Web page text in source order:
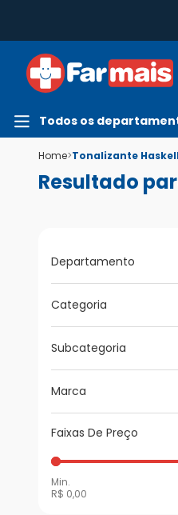
Todos os
Home>Tonalizante
Resultado
Departamento
Categoria
Subcategoria
Marca
Faixas De Preço
Min.
R$ 0,00